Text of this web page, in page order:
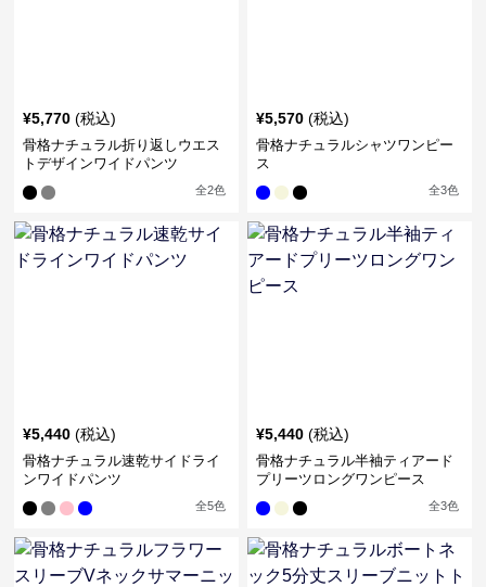
¥5,770 (税込)
骨格ナチュラル折り返しウエス
トデザインワイドパンツ
全2色
¥5,570 (税込)
骨格ナチュラルシャツワンピー
ス
全3色
¥5,440 (税込)
骨格ナチュラル速乾サイドライ
ンワイドパンツ
全5色
¥5,440 (税込)
骨格ナチュラル半袖ティアード
プリーツロングワンピース
全3色